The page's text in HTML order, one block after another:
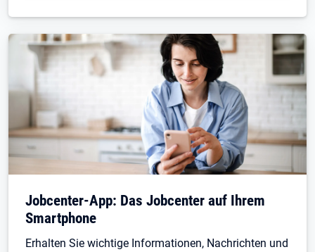
Jobcenter-App: Das Jobcenter auf Ihrem
Smartphone
Erhalten Sie wichtige Informationen, Nachrichten und